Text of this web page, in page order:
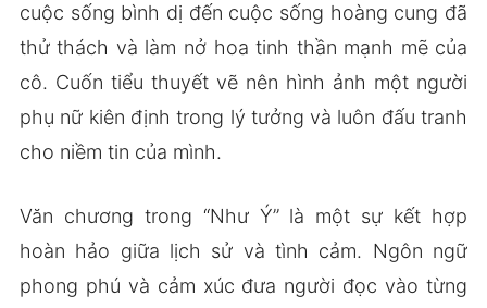
cuộc sống bình dị đến cuộc sống hoàng cung đã
thử thách và làm nở hoa tinh thần mạnh mẽ của
cô. Cuốn tiểu thuyết vẽ nên hình ảnh một người
phụ nữ kiên định trong lý tưởng và luôn đấu tranh
cho niềm tin của mình.
Văn chương trong “Như Ý” là một sự kết hợp
hoàn hảo giữa lịch sử và tình cảm. Ngôn ngữ
phong phú và cảm xúc đưa người đọc vào từng